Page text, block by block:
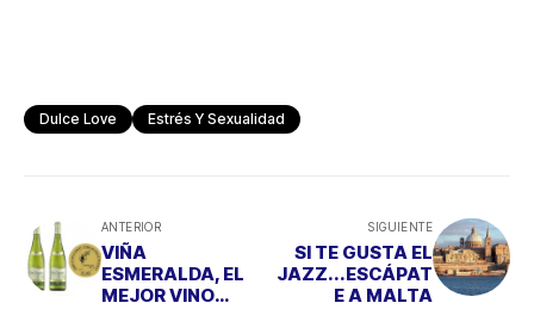
Dulce Love Estrés Y Sexualidad
ANTERIOR
VIÑA
ESMERALDA, EL
MEJOR VINO
SIGUIENTE
SI TE GUSTA EL
JAZZ...ESCÁPAT
E A MALTA